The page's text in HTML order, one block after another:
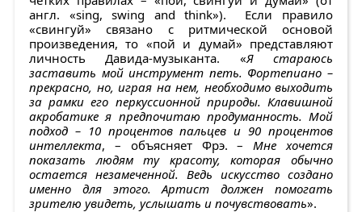
англ. «sing, swing and think»). Если правило
«свингуй» связано с ритмической основой
произведения, то «пой и думай» представляют
личность Давида-музыканта. «Я стараюсь
заставить мой инструмент петь. Фортепиано –
прекрасно, но, играя на нем, необходимо выходить
за рамки его перкуссионной природы. Клавишной
акробатике я предпочитаю продуманность. Мой
подход – 10 процентов пальцев и 90 процентов
интеллекта, – объясняет Фрэ. –Мне хочется
показать людям ту красоту, которая обычно
остается незамеченной. Ведь искусство создано
именно для этого. Артист должен помогать
зрителю увидеть, услышать и почувствовать».